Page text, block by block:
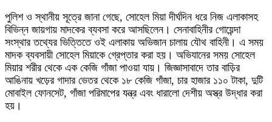
পুলিশ ও স্থানীয় সূত্রে জানা গেছে, সোহেল মিয়া দীর্ঘদিন ধরে নিজ এলাকাসহ
বিভিন্ন জায়গায় মাদকের ব্যবসা করে আসছিলেন। সেনাবাহিনীর গোয়েন্দা
সংস্থার তথ্যের ভিত্তিতে ওই এলাকায় অভিজান চালায় যৌথ বাহিনী। এ সময়
মাদক ব্যবসায়ী সোহেল মিয়াকে গ্রেপ্তার করা হয়। অভিযানের সময় সোহেল
মিয়ার শরীর থেকে এক কেজি গাঁজা পাওয়া যায়। জিজ্ঞাসাবাদে তার বাড়ির
আঙিনায় খড়ের গাদার ভেতর থেকে ১৮ কেজি গাঁজা, চার হাজার ১১০ টাকা, দুটি
মোবাইল ফোনসেট, গাঁজা পরিমাপের যন্ত্র এবং ধারালো দেশীয় অস্ত্র উদ্ধার করা
হয়।